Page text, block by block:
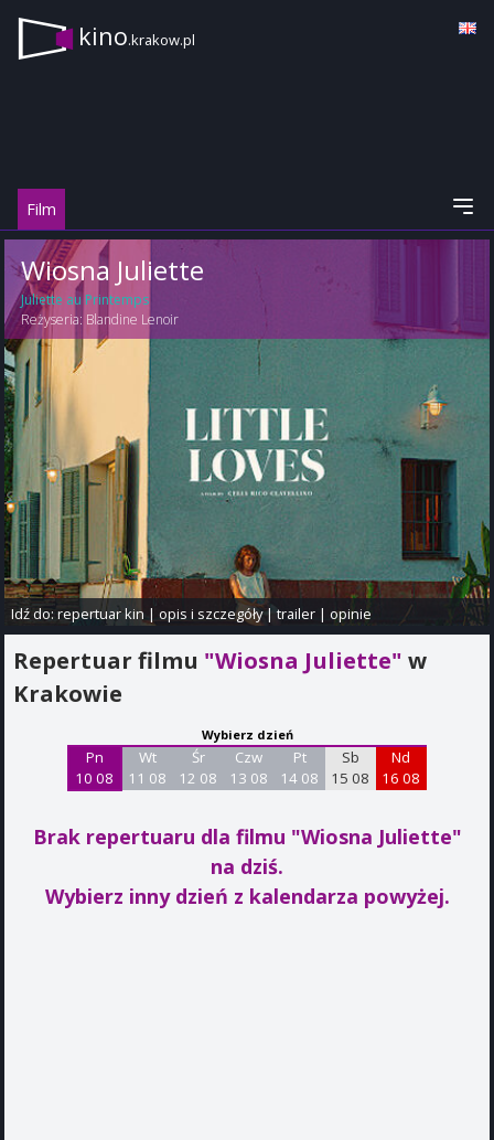
kino.krakow.pl
Film
Wiosna Juliette
Juliette au Printemps
Reżyseria: Blandine Lenoir
Idź do:repertuar kin |opis i szczegóły|trailer |opinie
Repertuar filmu "Wiosna Juliette" w
Krakowie
Wybierz dzień
Pn
10 08
Wt
11 08
Śr
12 08
Czw
13 08
Pt
14 08
Sb
15 08
Nd
16 08
Brak repertuaru dla filmu "Wiosna Juliette"
na dziś.
Wybierz inny dzień z kalendarza powyżej.